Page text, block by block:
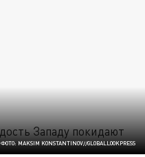
ФОТО: MAKSIM KONSTANTINOV//GLOBALLOOKPRESS